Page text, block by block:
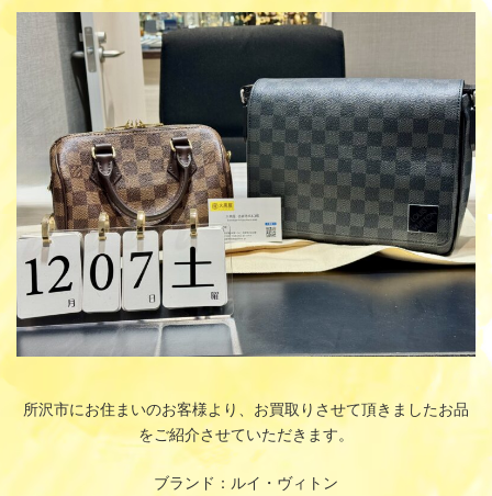
所沢市にお住まいのお客様より、お買取りさせて頂きましたお品
をご紹介させていただきます。
ブランド：ルイ・ヴィトン